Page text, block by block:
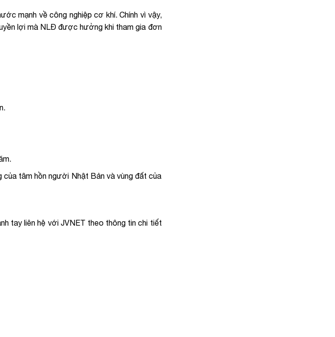
mạnh về công nghiệp cơ khí. Chính vì vậy,
lợi mà NLĐ được hưởng khi tham gia đơn
tâm hồn người Nhật Bản và vùng đất của
tay liên hệ với JVNET theo thông tin chi tiết